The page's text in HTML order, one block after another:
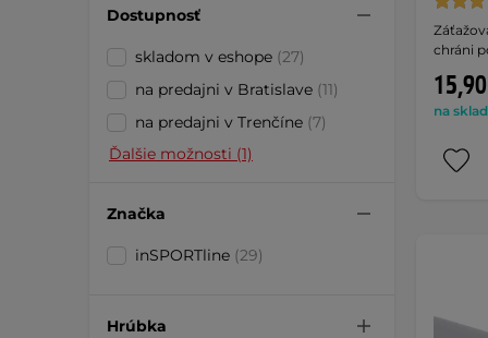
Dostupnosť
skladom v eshope (27)
na predajni v Bratislave (11)
na predajni v Trenčíne (7)
Ďalšie možnosti (1)
Značka
inSPORTline (29)
Hrúbka
chráni
na